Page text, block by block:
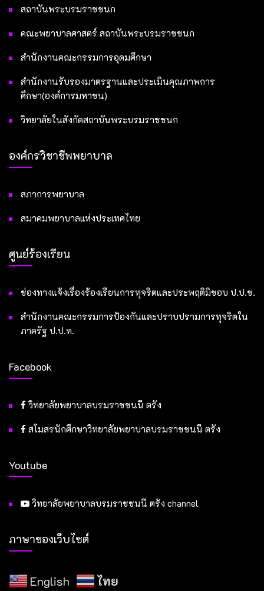
สถาบันพระบรมราชชนก
คณะพยาบาลศาสตร์ สถาบันพระบรมราชชนก
สำนักงานคณะกรรมการอุดมศึกษา
สำนักงานรับรองมาตรฐานและประเมินคุณภาพการ
ศึกษา(องค์การมหาชน)
วิทยาลัยในสังกัดสถาบันพระบรมราชชนก
องค์กรวิชาชีพพยาบาล
สภาการพยาบาล
สมาคมพยาบาลแห่งประเทศไทย
ศูนย์ร้องเรียน
ช่องทางแจ้งเรื่องร้องเรียนการทุจริตและประพฤติมิชอบ ป.ป.ช.
สำนักงานคณะกรรมการป้องกันและปราบปรามการทุจริตใน
ภาครัฐ ป.ป.ท.
Facebook
วิทยาลัยพยาบาลบรมราชชนนี ตรัง
สโมสรนักศึกษาวิทยาลัยพยาบาลบรมราชชนนี ตรัง
Youtube
วิทยาลัยพยาบาลบรมราชชนนี ตรัง channel
ภาษาของเว็บไซต์
English ไทย